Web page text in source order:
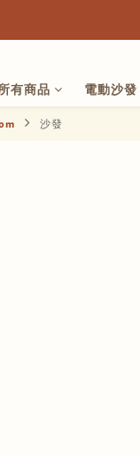
有商品 電動沙
沙發